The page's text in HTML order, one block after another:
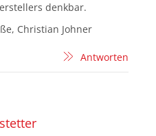
denkbar.
Christian Johner
Antworten